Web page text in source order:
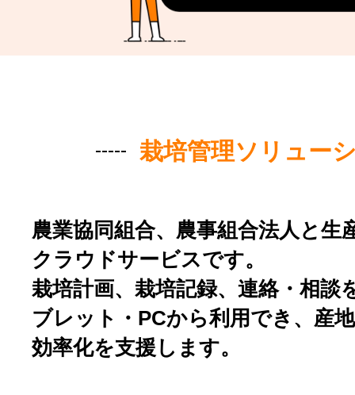
栽培管理ソリュー
農業協同組合、農事組合法人と生
クラウドサービスです。
栽培計画、栽培記録、連絡・相談
ブレット・PCから利用でき、 産
効率化を支援します。